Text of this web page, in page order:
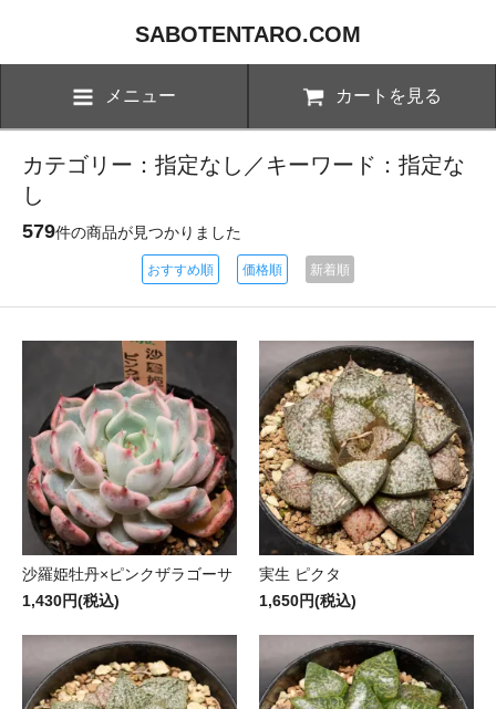
SABOTENTARO.COM
メニュー カートを見る
カテゴリー：指定なし／キーワード：指定な
し
579件の商品が見つかりました
おすすめ順 価格順 新着順
沙羅姫牡丹×ピンクザラゴーサ
1,430円(税込)
実生 ピクタ
1,650円(税込)